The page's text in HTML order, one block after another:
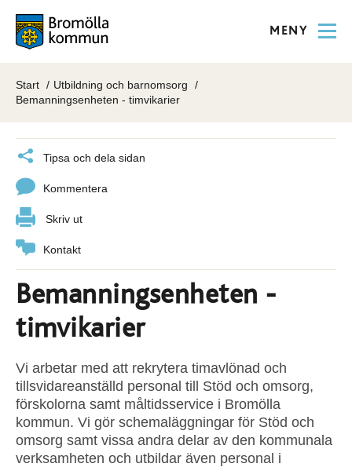
MENY
Start
Utbildning och barnomsorg
Bemanningsenheten - timvikarier
Tipsa och dela sidan
Kommentera
Skriv ut
Kontakt
Bemanningsenheten -
timvikarier
Vi arbetar med att rekrytera timavlönad och
tillsvidareanställd personal till Stöd och omsorg,
förskolorna samt måltidsservice i Bromölla
kommun. Vi gör schemaläggningar för Stöd och
omsorg samt vissa andra delar av den kommunala
verksamheten och utbildar även personal i